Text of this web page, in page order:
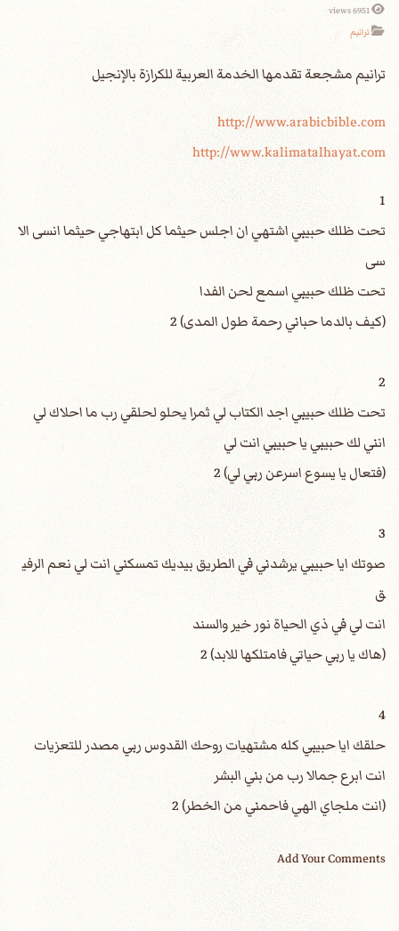
6951 views
ترانيم
http://www.arabicbible.com
http://www.kalimatalhayat.com
1
تحت ظلك حبيبي اشتهي ان اجلس حيثما كل ابتهاجي حيثما انسى الا
سى
تحت ظلك حبيبي اسمع لحن الفدا
(كيف بالدما حباني رحمة طول المدى) 2
2
تحت ظلك حبيبي اجد الكتاب لي ثمرا يحلو لحلقي رب ما احلاك لي
انني لك حبيبي يا حبيبي انت لي
(فتعال يا يسوع اسرعن ربي لي) 2
3
صوتك ايا حبيبي يرشدني في الطريق بيديك تمسكني انت لي نعم الرفي
ق
انت لي في ذي الحياة نور خير والسند
(هاك يا ربي حياتي فامتلكها للابد) 2
4
حلقك ايا حبيبي كله مشتهيات روحك القدوس ربي مصدر للتعزيات
انت ابرع جمالا رب من بني البشر
(انت ملجاي الهي فاحمني من الخطر) 2
Add Your Comments